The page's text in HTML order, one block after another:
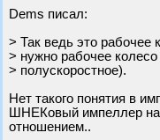
Dems писал:
> Так ведь это рабочее
> нужно рабочее
> полускоростное).
Нет такого понятия в
ШНЕКовый импеллер на
отношением..